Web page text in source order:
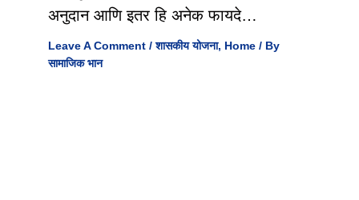
अनुदान आणि इतर हि अनेक फायदे…
Leave A Comment /शासकीय योजना, Home / By
सामाजिक भान